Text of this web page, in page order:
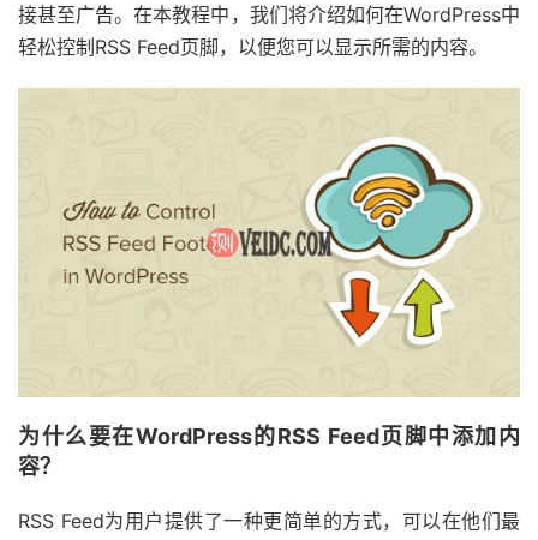
接甚至广告。在本教程中，我们将介绍如何在WordPress中
轻松控制RSS Feed页脚，以便您可以显示所需的内容。
为什么要在WordPress的RSS Feed页脚中添加内
容？
RSS Feed为用户提供了一种更简单的方式，可以在他们最